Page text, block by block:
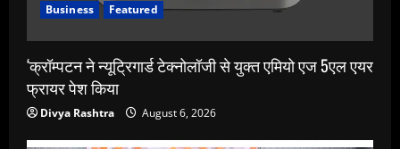
Business Featured
‘क्रॉम्पटन ने न्यूट्रिगार्ड टेक्नोलॉजी से युक्त एमियो एज 5एल एयर
फ्रायर पेश किया
Divya Rashtra August 6, 2026